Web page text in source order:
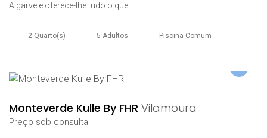
Algarve e oferece-lhe tudo o que …
2 Quarto(s) 5 Adultos Piscina Comum
Monteverde Kulle By FHR Vilamoura
Preço sob consulta